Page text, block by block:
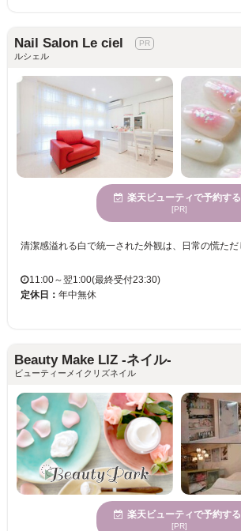
Nail Salon Le ciel
ルシェル
楽天ビューティで予約する
[PR]
11:00～翌1:00(最終受付23:30)
定休日： 年中無休
Beauty Make LIZ -ネイル-
ビューティーメイクリズネイル
楽天ビューティで予約する
[PR]